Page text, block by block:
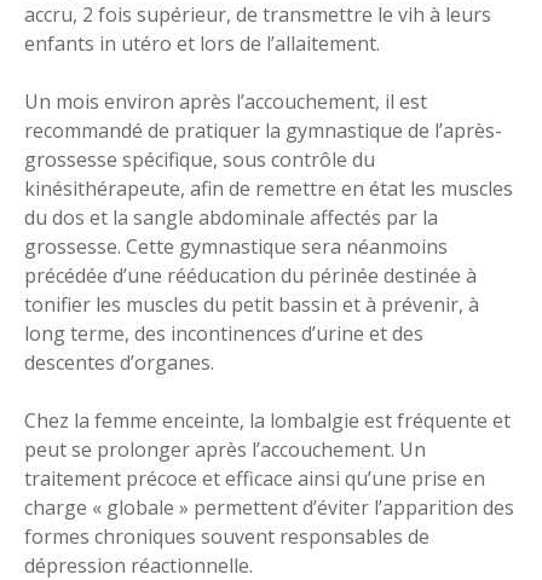
accru, 2 fois supérieur, de transmettre le vih à leurs
enfants in utéro et lors de l’allaitement.
Un mois environ après l’accouchement, il est
recommandé de pratiquer la gymnastique de l’après-
grossesse spécifique, sous contrôle du
kinésithérapeute, afin de remettre en état les muscles
du dos et la sangle abdominale affectés par la
grossesse. Cette gymnastique sera néanmoins
précédée d’une rééducation du périnée destinée à
tonifier les muscles du petit bassin et à prévenir, à
long terme, des incontinences d’urine et des
descentes d’organes.
Chez la femme enceinte, la lombalgie est fréquente et
peut se prolonger après l’accouchement. Un
traitement précoce et efficace ainsi qu’une prise en
charge « globale » permettent d’éviter l’apparition des
formes chroniques souvent responsables de
dépression réactionnelle.